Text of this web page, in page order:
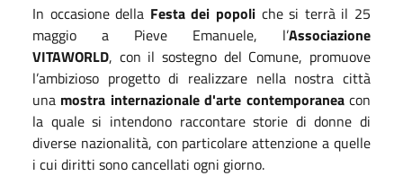
In occasione della Festa dei popoli che si terrà il 25
maggio a Pieve Emanuele, l’Associazione
VITAWORLD, con il sostegno del Comune, promuove
l’ambizioso progetto di realizzare nella nostra città
una mostra internazionale d'arte contemporaneacon
la quale si intendono raccontare storie di donne di
diverse nazionalità, con particolare attenzione a quelle
i cui diritti sono cancellati ogni giorno.